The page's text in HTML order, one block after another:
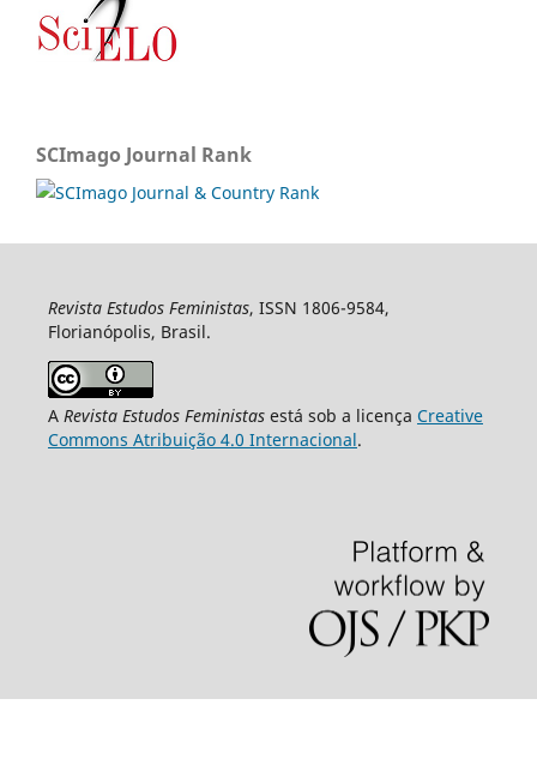
SCImago Journal Rank
Revista Estudos Feministas, ISSN 1806-9584,
Florianópolis, Brasil.
A Revista Estudos Feministasestá sob a licença Creative
Commons Atribuição 4.0 Internacional.